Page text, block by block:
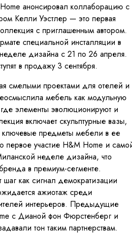
анонсировал коллаборацию с
Келли Уэстлер — это первая
с приглашенным автором.
специальной инсталляции в
дизайна с 21 по 26 апреля.
в продажу 3 сентября.
смелыми проектами для отелей и
мебель как модульную
где элементы эволюционируют и
включает скульптурные вазы,
предметы мебели в ее
первое участие H&M Home и
неделе дизайна, что
в премиум-сегменте.
как сигнал демократизации
ажиотаж среди
интерьеров. Предыдущие
с Дианой фон Фюрстенберг и
тон таким партнерствам.